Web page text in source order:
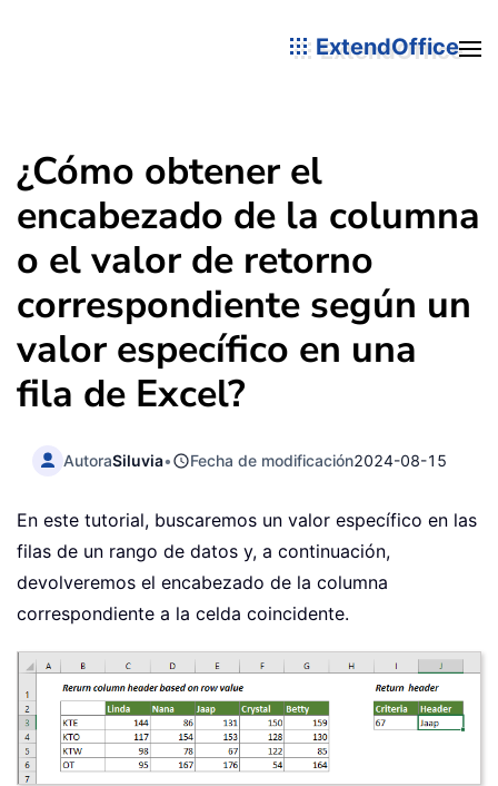
ExtendOffice
¿Cómo obtener el
encabezado de la columna
o el valor de retorno
correspondiente según un
valor específico en una
fila de Excel?
AutoraSiluvia• Fecha de modificación2024-08-15
En este tutorial, buscaremos un valor específico en las
filas de un rango de datos y, a continuación,
devolveremos el encabezado de la columna
correspondiente a la celda coincidente.